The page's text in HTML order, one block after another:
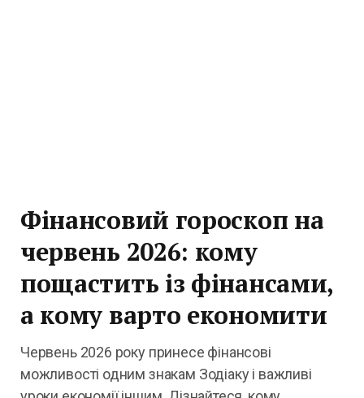
Фінансовий гороскоп на
червень 2026: кому
пощастить із фінансами,
а кому варто економити
Червень 2026 року принесе фінансові
можливості одним знакам Зодіаку і важливі